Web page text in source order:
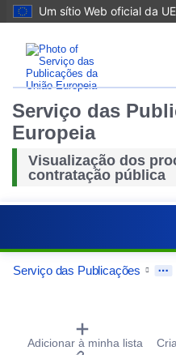
Um sítio Web oficial da UE
Serviço das
Europeia
Visualização dos
contratação pública
Serviço das Publicações
Procurement
Adicionar à minha lista